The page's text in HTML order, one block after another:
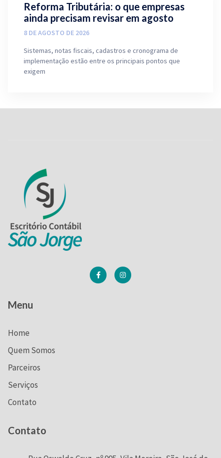
Reforma Tributária: o que empresas
ainda precisam revisar em agosto
8 DE AGOSTO DE 2026
Sistemas, notas fiscais, cadastros e cronograma de
implementação estão entre os principais pontos que
exigem
Menu
Home
Quem Somos
Parceiros
Serviços
Contato
Contato